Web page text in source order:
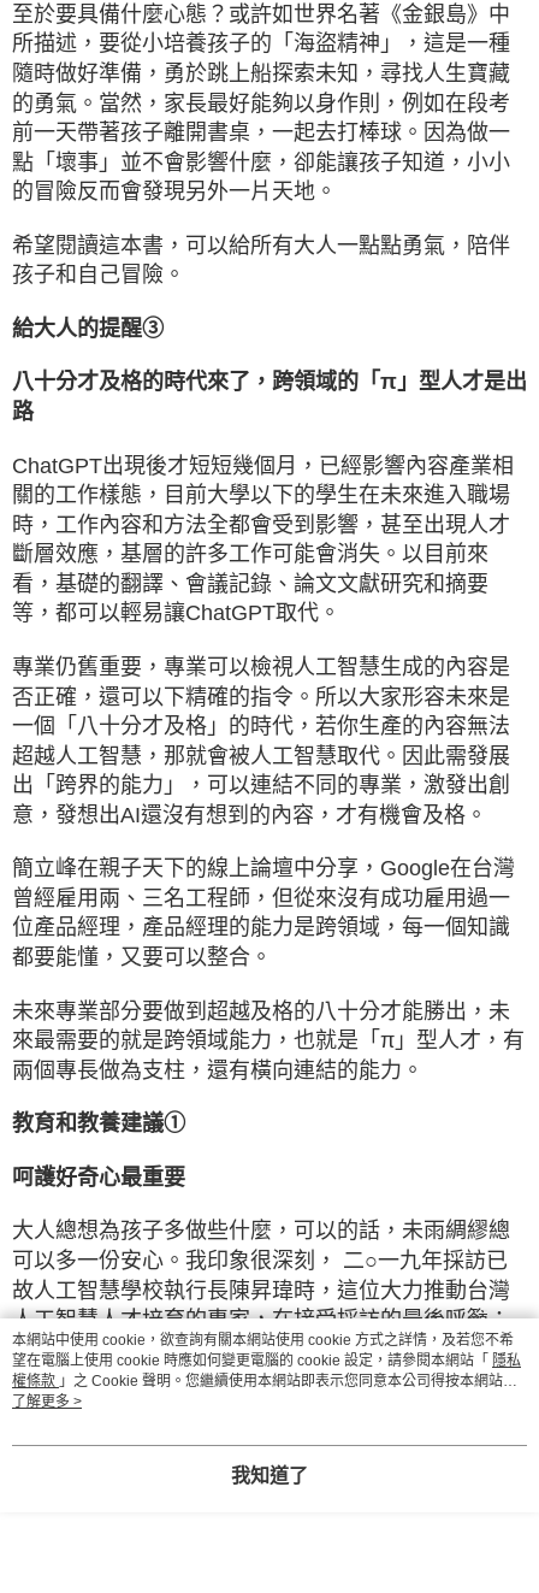
至於要具備什麼心態？或許如世界名著《金銀島》中
所描述，要從小培養孩子的「海盜精神」，這是一種
隨時做好準備，勇於跳上船探索未知，尋找人生寶藏
的勇氣。當然，家長最好能夠以身作則，例如在段考
前一天帶著孩子離開書桌，一起去打棒球。因為做一
點「壞事」並不會影響什麼，卻能讓孩子知道，小小
的冒險反而會發現另外一片天地。
希望閱讀這本書，可以給所有大人一點點勇氣，陪伴
孩子和自己冒險。
給大人的提醒③
八十分才及格的時代來了，跨領域的「π」型人才是出
路
ChatGPT出現後才短短幾個月，已經影響內容產業相
關的工作樣態，目前大學以下的學生在未來進入職場
時，工作內容和方法全都會受到影響，甚至出現人才
斷層效應，基層的許多工作可能會消失。以目前來
看，基礎的翻譯、會議記錄、論文文獻研究和摘要
等，都可以輕易讓ChatGPT取代。
專業仍舊重要，專業可以檢視人工智慧生成的內容是
否正確，還可以下精確的指令。所以大家形容未來是
一個「八十分才及格」的時代，若你生產的內容無法
超越人工智慧，那就會被人工智慧取代。因此需發展
出「跨界的能力」，可以連結不同的專業，激發出創
意，發想出AI還沒有想到的內容，才有機會及格。
簡立峰在親子天下的線上論壇中分享，Google在台灣
曾經雇用兩、三名工程師，但從來沒有成功雇用過一
位產品經理，產品經理的能力是跨領域，每一個知識
都要能懂，又要可以整合。
未來專業部分要做到超越及格的八十分才能勝出，未
來最需要的就是跨領域能力，也就是「π」型人才，有
兩個專長做為支柱，還有橫向連結的能力。
教育和教養建議①
呵護好奇心最重要
大人總想為孩子多做些什麼，可以的話，未雨綢繆總
可以多一份安心。我印象很深刻， 二○一九年採訪已
故人工智慧學校執行長陳昇瑋時，這位大力推動台灣
人工智慧人才培育的專家，在接受採訪的最後呼籲：
「我覺得《親子天下》最大的責任，就是要讓小孩保
有好奇心，因為當你停止好奇，社會就不會進步
了！」陳昇瑋強調：「我每次面試時一定會問對方：
未來在工作上一定也問不出問題，所以一定不會錄用
本網站中使用 cookie，欲查詢有關本網站使用 cookie 方式之詳情，及若您不希
望在電腦上使用 cookie 時應如何變更電腦的 cookie 設定，請參閱本網站「 隱私
權條款 」之 Cookie 聲明。您繼續使用本網站即表示您同意本公司得按本網站使
用條款之 Cookie 聲明使用 cookie。
了解更多 >
我知道了